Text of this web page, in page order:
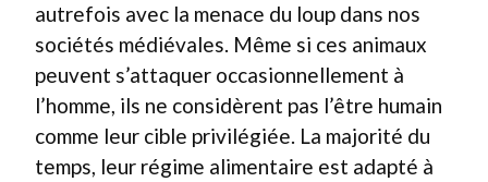
autrefois avec la menace du loup dans nos
sociétés médiévales. Même si ces animaux
peuvent s’attaquer occasionnellement à
l’homme, ils ne considèrent pas l’être humain
comme leur cible privilégiée. La majorité du
temps, leur régime alimentaire est adapté à